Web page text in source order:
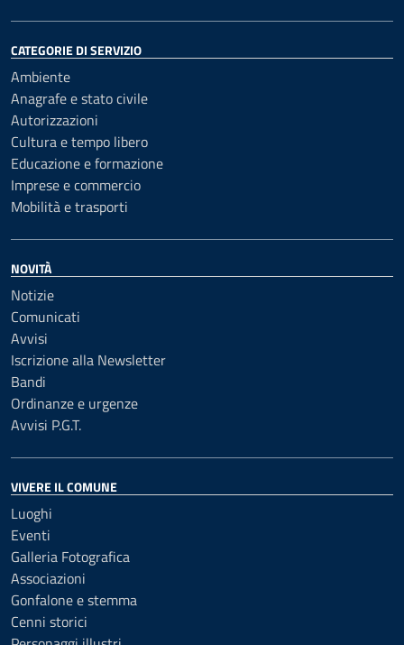
CATEGORIE DI SERVIZIO
Ambiente
Anagrafe e stato civile
Autorizzazioni
Cultura e tempo libero
Educazione e formazione
Imprese e commercio
Mobilità e trasporti
NOVITÀ
Notizie
Comunicati
Avvisi
Iscrizione alla Newsletter
Bandi
Ordinanze e urgenze
Avvisi P.G.T.
VIVERE IL COMUNE
Luoghi
Eventi
Galleria Fotografica
Associazioni
Gonfalone e stemma
Cenni storici